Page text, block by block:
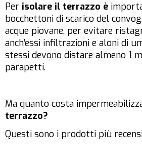
Per isolare il terrazzo è
bocchettoni di scarico del
acque piovane, per evitare
anch’essi infiltrazioni e aloni di
stessi devono distare almeno 1
parapetti.
Ma quanto costa
terrazzo?
Questi sono i prodotti più